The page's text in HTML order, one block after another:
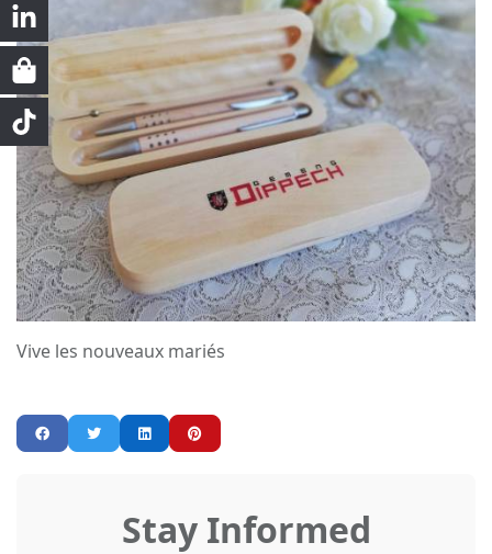
Vive les nouveaux mariés
Stay Informed